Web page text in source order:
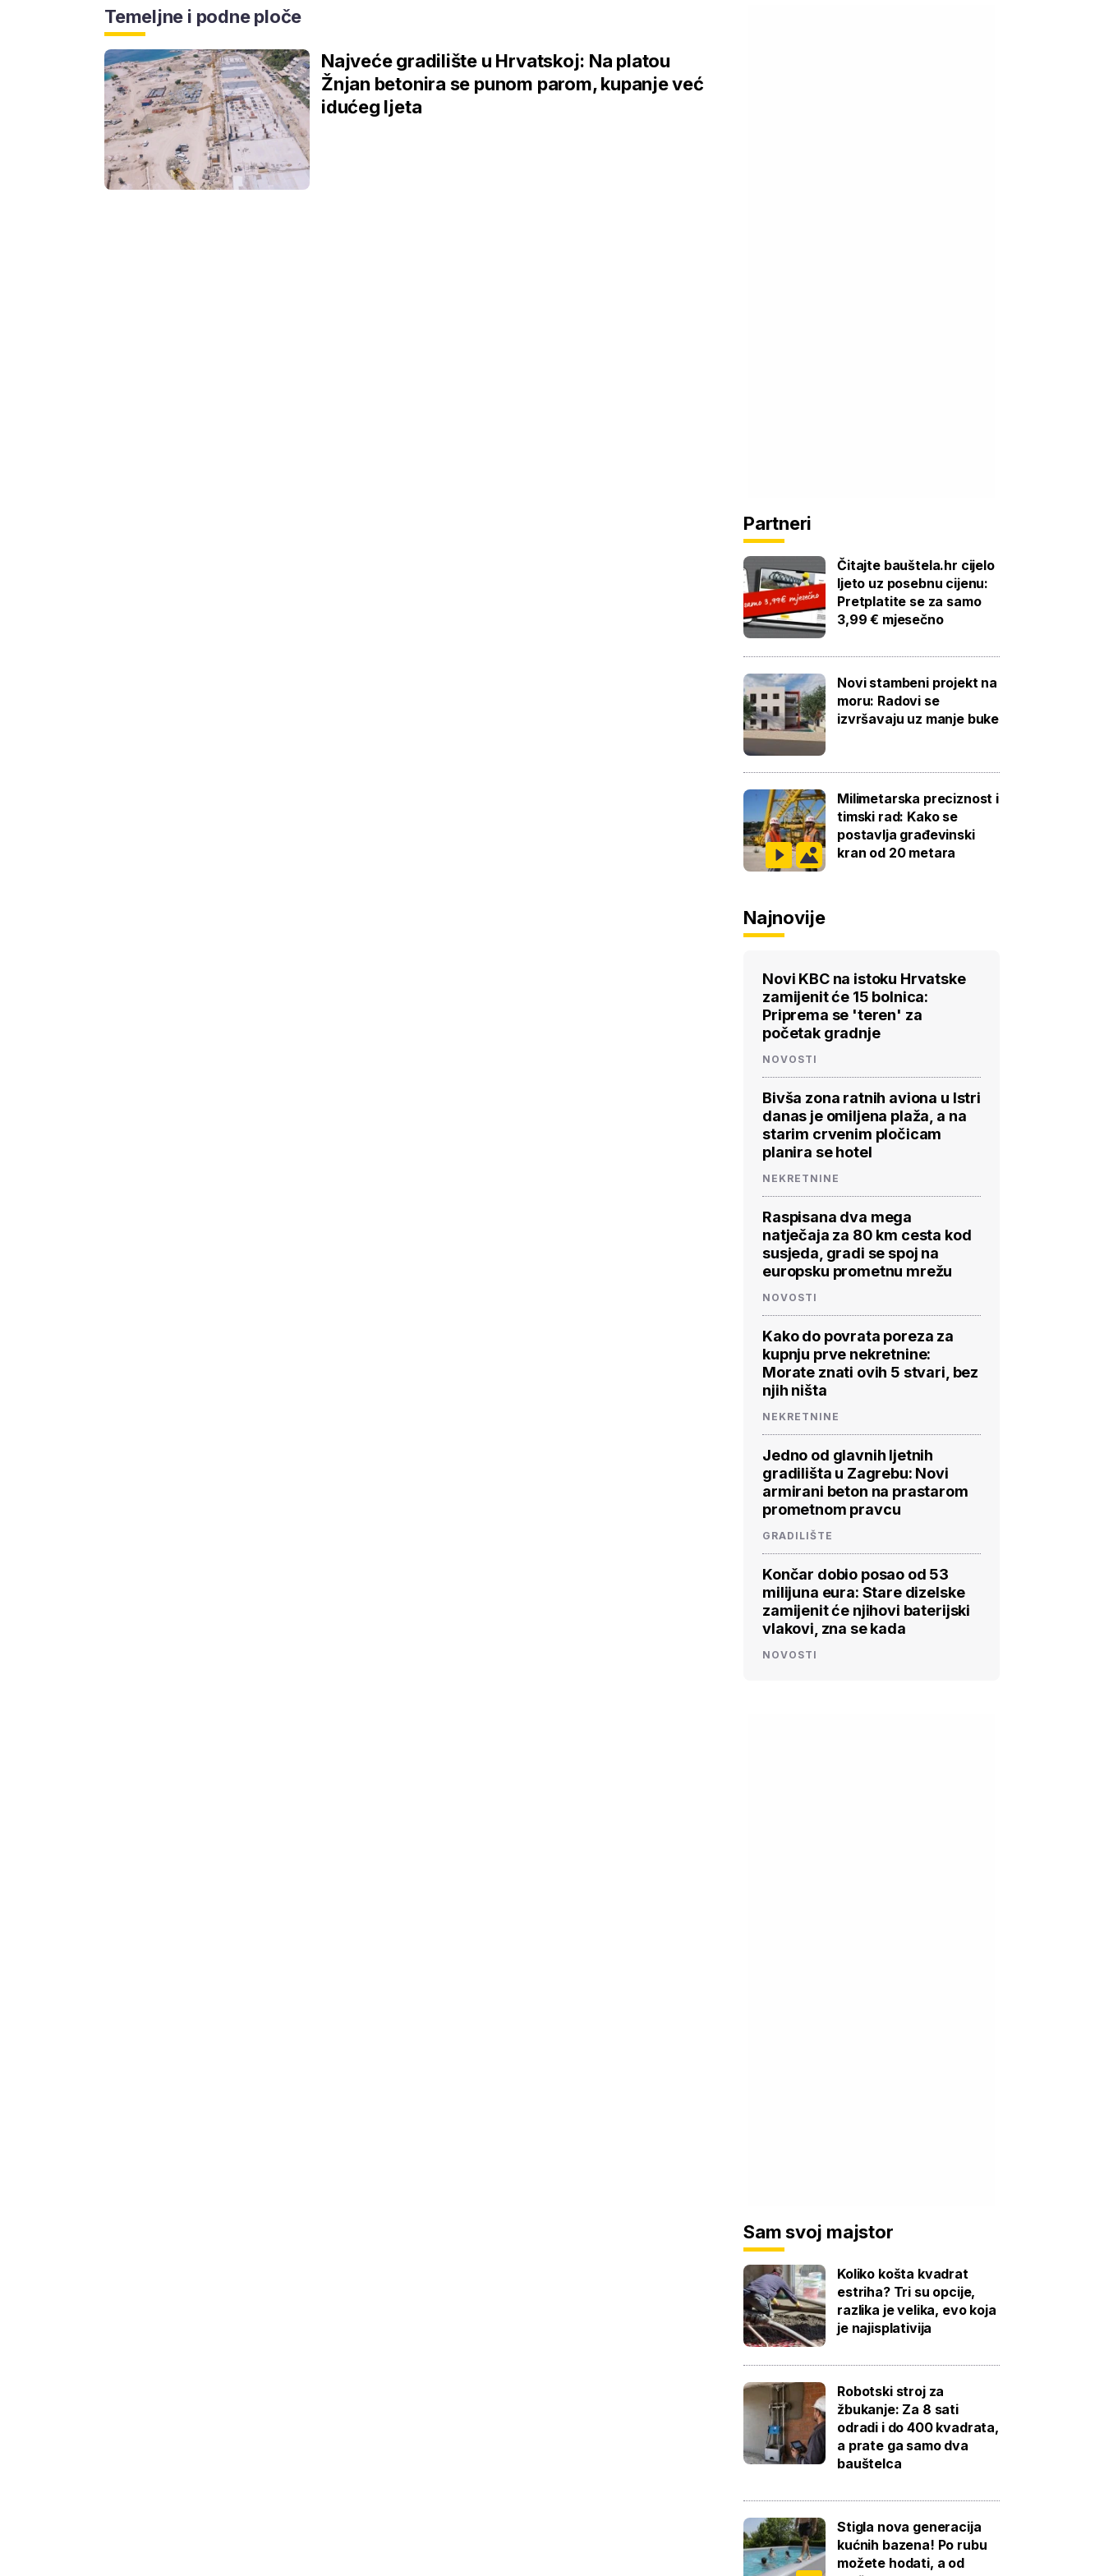
Temeljne i podne ploče
Najveće gradilište u Hrvatskoj: Na platou
Žnjan betonira se punom parom, kupanje već
idućeg ljeta
Partneri
Čitajte bauštela.hr cijelo
ljeto uz posebnu cijenu:
Pretplatite se za samo
3,99 € mjesečno
Novi stambeni projekt na
moru: Radovi se
izvršavaju uz manje buke
Milimetarska preciznost i
timski rad: Kako se
postavlja građevinski
kran od 20 metara
Najnovije
Novi KBC na istoku Hrvatske
zamijenit će 15 bolnica:
Priprema se 'teren' za
početak gradnje
NOVOSTI
Bivša zona ratnih aviona u Istri
danas je omiljena plaža, a na
starim crvenim pločicam
planira se hotel
NEKRETNINE
Raspisana dva mega
natječaja za 80 km cesta kod
susjeda, gradi se spoj na
europsku prometnu mrežu
NOVOSTI
Kako do povrata poreza za
kupnju prve nekretnine:
Morate znati ovih 5 stvari, bez
njih ništa
NEKRETNINE
Jedno od glavnih ljetnih
gradilišta u Zagrebu: Novi
armirani beton na prastarom
prometnom pravcu
GRADILIŠTE
Končar dobio posao od 53
milijuna eura: Stare dizelske
zamijenit će njihovi baterijski
vlakovi, zna se kada
NOVOSTI
Sam svoj majstor
Koliko košta kvadrat
estriha? Tri su opcije,
razlika je velika, evo koja
je najisplativija
Robotski stroj za
žbukanje: Za 8 sati
odradi i do 400 kvadrata,
a prate ga samo dva
bauštelca
Stigla nova generacija
kućnih bazena! Po rubu
možete hodati, a od